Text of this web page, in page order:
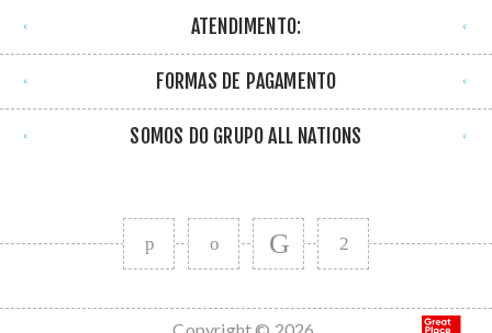
ATENDIMENTO:
FORMAS DE PAGAMENTO
SOMOS DO GRUPO ALL NATIONS